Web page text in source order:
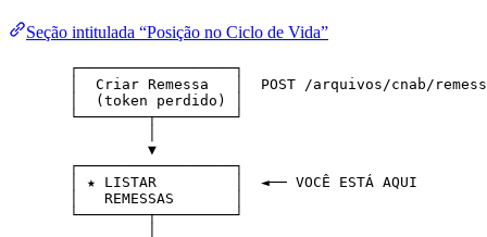
Seção intitulada “Posição no Ciclo de Vida”
┌──────────────────┐
│  Criar Remessa   │  POST /arquivos/cnab/
│  (token perdido) │
└────────┬─────────┘
▼
┌──────────────────┐
│ ★ LISTAR         │  ◄── VOCÊ ESTÁ AQUI
│   REMESSAS       │
└────────┬─────────┘